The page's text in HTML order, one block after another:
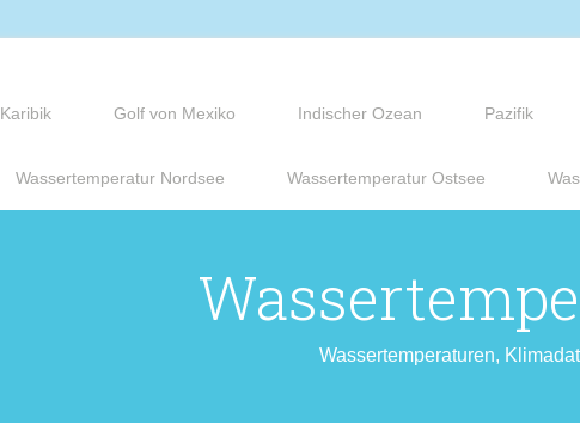
Karibik Golf von Mexiko Indischer Ozean Pazifik
Wassertemperatur Nordsee Wassertemperatur Ostsee
Wassertemperaturen,